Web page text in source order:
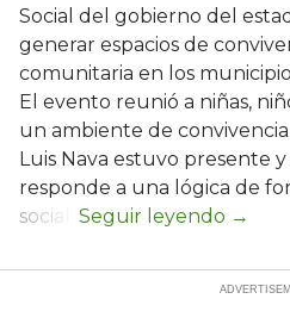
Social del gobierno del
generar espacios de
comunitaria en los
El evento reunió a niñas,
un ambiente de
Luis Nava estuvo presente
responde a una lógica de
social: